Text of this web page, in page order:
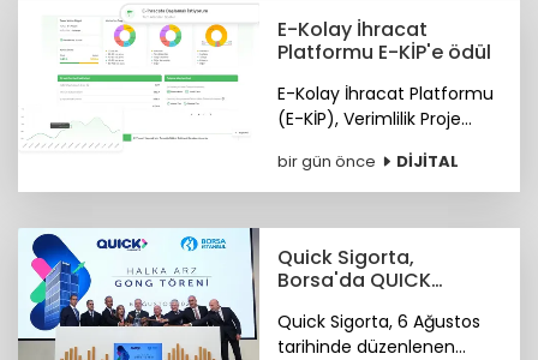
zirvede kapattı.
E-Kolay İhracat
Platformu E-KİP'e ödül
E-Kolay İhracat Platformu
(E-KİP), Verimlilik Proje
Dönüşüm" kategorisinde
birincilik ödülüne layık
bir gün önce DİJİTAL
Quick Sigorta,
Borsa'da QUICK
görmeye başladı
Quick Sigorta, 6 Ağustos
tarihinde düzenlenen